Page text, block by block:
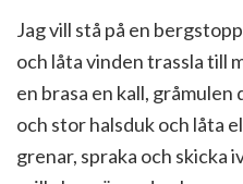
Jag vill stå på en
och låta vinden trassla till
en brasa en kall, gråmulen
och stor halsduk och låta
grenar, spraka och skicka